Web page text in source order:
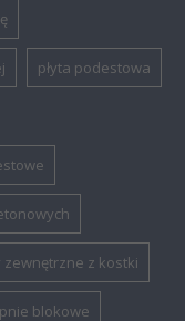
płyta podestowa
zewnętrzne z kostki
blokowe